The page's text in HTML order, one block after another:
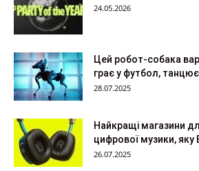
24.05.2026
Цей робот-собака
грає у футбол,
28.07.2025
Найкращі магазини
цифрової музики,
26.07.2025